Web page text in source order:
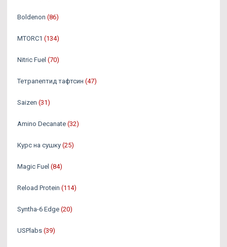
Boldenon (86)
MTORC1 (134)
Nitric Fuel (70)
Тетрапептид тафтсин (47)
Saizen (31)
Amino Decanate (32)
Курс на сушку (25)
Magic Fuel (84)
Reload Protein (114)
Syntha-6 Edge (20)
USPlabs (39)